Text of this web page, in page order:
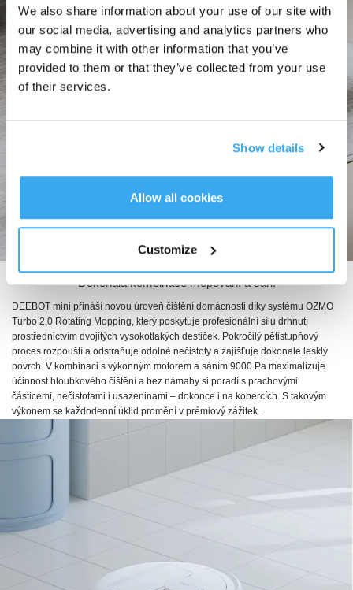
We also share information about your use of our site with
our social media, advertising and analytics partners who
may combine it with other information that you’ve
provided to them or that they’ve collected from your use
of their services.
Show details
Allow all cookies
Customize
Dokonalá kombinace mopování a sání
DEEBOT mini přináší novou úroveň čištění domácnosti díky systému OZMO
Turbo 2.0 Rotating Mopping, který poskytuje profesionální sílu drhnutí
prostřednictvím dvojitých vysokotlakých destiček. Pokročilý pětistupňový
proces rozpouští a odstraňuje odolné nečistoty a zajišťuje dokonale lesklý
povrch. V kombinaci s výkonným motorem a sáním 9000 Pa maximalizuje
účinnost hloubkového čištění a bez námahy si poradí s prachovými
částicemi, nečistotami i usazeninami – dokonce i na kobercích. S takovým
výkonem se každodenní úklid promění v prémiový zážitek.